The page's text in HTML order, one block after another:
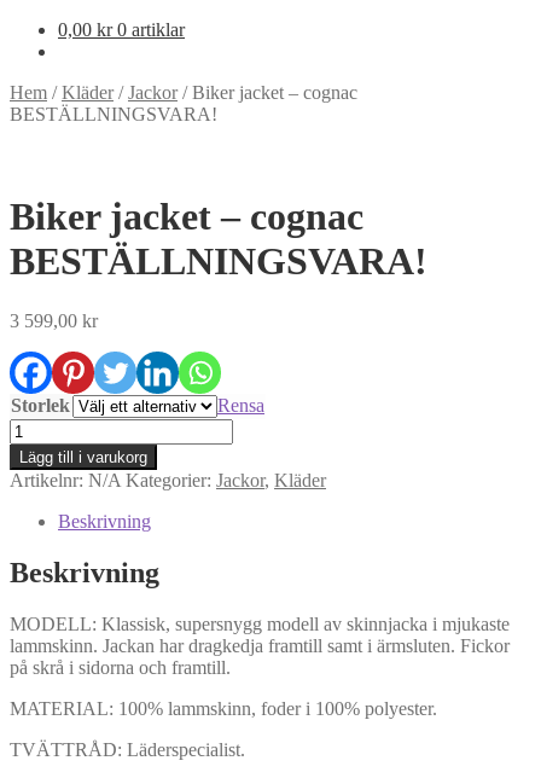
0,00 kr 0 artiklar
Hem /Kläder/Jackor/Biker jacket – cognac
BESTÄLLNINGSVARA!
Biker jacket – cognac
BESTÄLLNINGSVARA!
3 599,00 kr
Storlek
Rensa
Biker
jacket
-
cognac
BESTÄLLNINGSVARA!
mängd
Lägg till i varukorg
Artikelnr: N/A Kategorier: Jackor, Kläder
Beskrivning
Beskrivning
MODELL: Klassisk, supersnygg modell av skinnjacka i mjukaste
lammskinn. Jackan har dragkedja framtill samt i ärmsluten. Fickor
på skrå i sidorna och framtill.
MATERIAL: 100% lammskinn, foder i 100% polyester.
TVÄTTRÅD: Läderspecialist.